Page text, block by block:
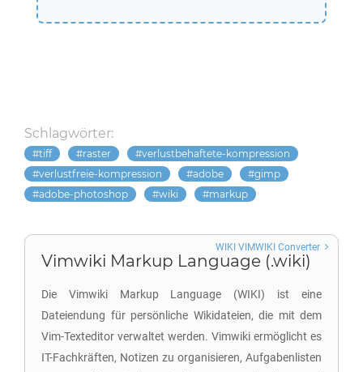
Schlagwörter:
tiff raster
verlustbehaftete-kompression
verlustfreie-kompression
adobe
gimp
adobe-photoshop
wiki markup
Vimwiki Markup Language (.wiki)
Die Vimwiki Markup Language (WIKI) ist eine
Dateiendung für persönliche Wikidateien, die mit dem
Vim-Texteditor verwaltet werden. Vimwiki ermöglicht es
IT-Fachkräften, Notizen zu organisieren, Aufgabenlisten
WIKI VIMWIKI Converter